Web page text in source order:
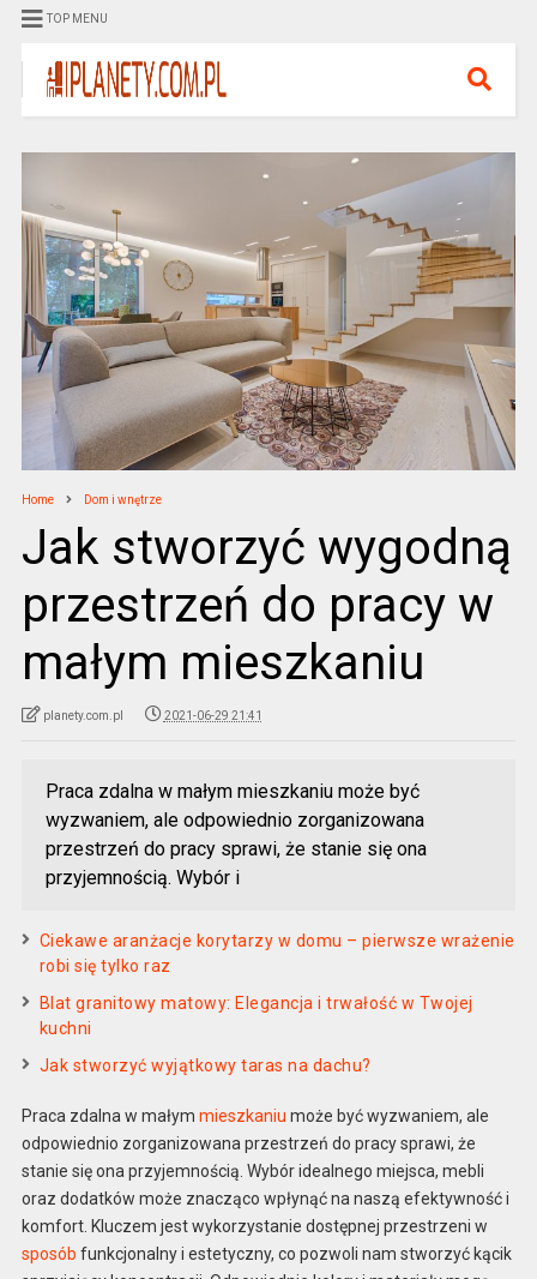
TOP MENU
Home Dom i wnętrze
Jak stworzyć wygodną
przestrzeń do pracy w
małym mieszkaniu
planety.com.pl 2021-06-29 21:41
Praca zdalna w małym mieszkaniu może być
wyzwaniem, ale odpowiednio zorganizowana
przestrzeń do pracy sprawi, że stanie się ona
przyjemnością. Wybór i
Ciekawe aranżacje korytarzy w domu – pierwsze wrażenie
robi się tylko raz
Blat granitowy matowy: Elegancja i trwałość w Twojej
kuchni
Jak stworzyć wyjątkowy taras na dachu?
Praca zdalna w małym mieszkaniu może być wyzwaniem, ale
odpowiednio zorganizowana przestrzeń do pracy sprawi, że
stanie się ona przyjemnością. Wybór idealnego miejsca, mebli
oraz dodatków może znacząco wpłynąć na naszą efektywność i
komfort. Kluczem jest wykorzystanie dostępnej przestrzeni w
sposób funkcjonalny i estetyczny, co pozwoli nam stworzyć kącik